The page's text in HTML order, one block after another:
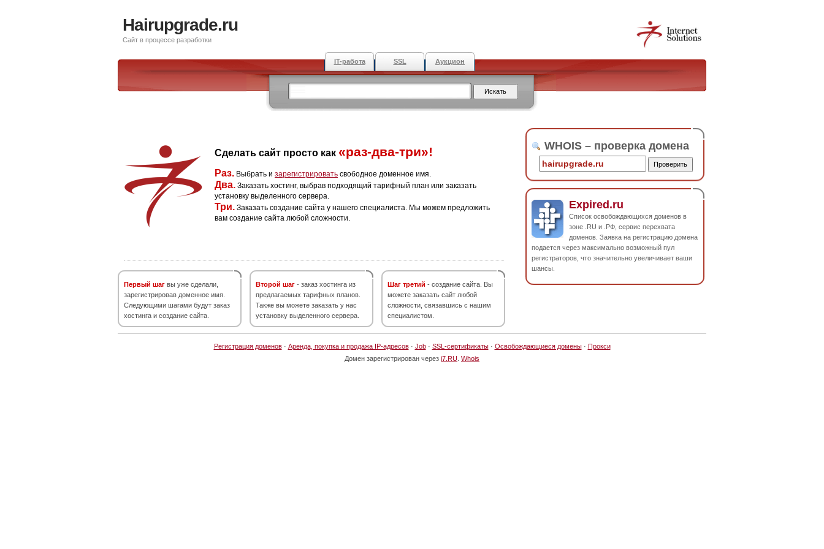
Hairupgrade.ru
Сайт в процессе разработки
IT-работа SSL Аукцион
Сделать сайт просто как «раз-два-три»!
Раз. Выбрать и зарегистрировать свободное доменное имя.
Два. Заказать хостинг, выбрав подходящий тарифный план или заказать
установку выделенного сервера.
Три. Заказать создание сайта у нашего специалиста. Мы можем предложить
вам создание сайта любой сложности.
Первый шаг вы уже сделали,
зарегистрировав доменное имя.
Следующими шагами будут заказ
хостинга и создание сайта.
Второй шаг - заказ хостинга из
предлагаемых тарифных планов.
Также вы можете заказать у нас
установку выделенного сервера.
Шаг третий - создание сайта. Вы
можете заказать сайт любой
сложности, связавшись с нашим
специалистом.
WHOIS – проверка домена
Expired.ru
Список освобождающихся доменов в
зоне .RU и .РФ, сервис перехвата
доменов. Заявка на регистрацию домена
подается через максимально возможный пул
регистраторов, что значительно увеличивает ваши
шансы.
Регистрация доменов· Аренда, покупка и продажа IP-адресов· Job· SSL-сертификаты· Освобождающиеся домены· Прокси
Домен зарегистрирован через i7.RU Whois